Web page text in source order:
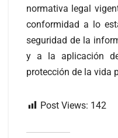
normativa legal
conformidad a lo
seguridad de la
y a la aplicación
protección de la vida
Post Views: 142